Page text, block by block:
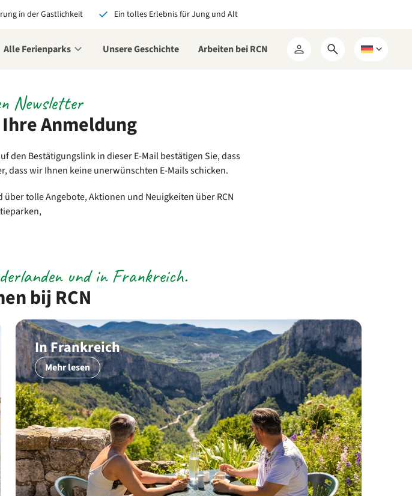
in der Gastlichkeit Ein tolles Erlebnis für Jung und Alt
Alle Ferienparks Unsere Geschichte Arbeiten bei RCN
Mein
Suchformular
Wählen
Anmeldung
Newsletter
den Bestätigungslink in dieser E-Mail bestätigen Sie, dass
dass wir Ihnen keine unerwünschten E-Mails schicken.
tolle Angebote, Aktionen und Neuigkeiten über RCN
bij RCN
und in Frankreich.
In Frankreich
Mehr lesen